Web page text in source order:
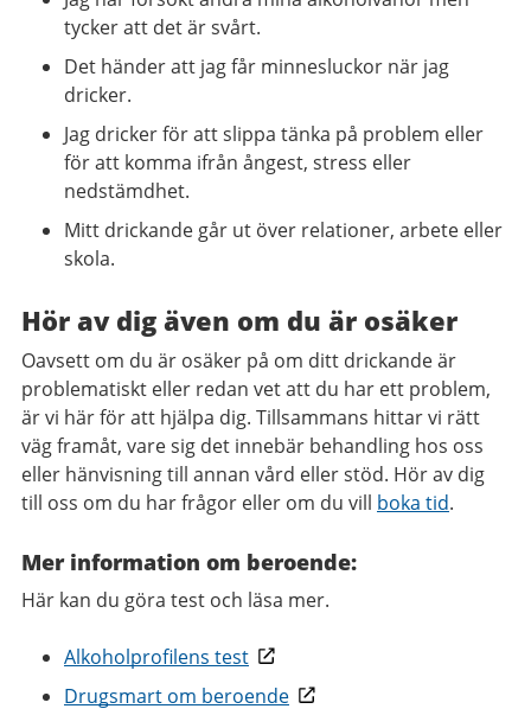
tycker att det är svårt.
Det händer att jag får minnesluckor när jag
dricker.
Jag dricker för att slippa tänka på problem eller
för att komma ifrån ångest, stress eller
nedstämdhet.
Mitt drickande går ut över relationer, arbete eller
skola.
Hör av dig även om du är osäker
Oavsett om du är osäker på om ditt drickande är
problematiskt eller redan vet att du har ett problem,
är vi här för att hjälpa dig. Tillsammans hittar vi rätt
väg framåt, vare sig det innebär behandling hos oss
eller hänvisning till annan vård eller stöd. Hör av dig
till oss om du har frågor eller om du vill boka tid.
Mer information om beroende:
Här kan du göra test och läsa mer.
Alkoholprofilens test
Drugsmart om beroende